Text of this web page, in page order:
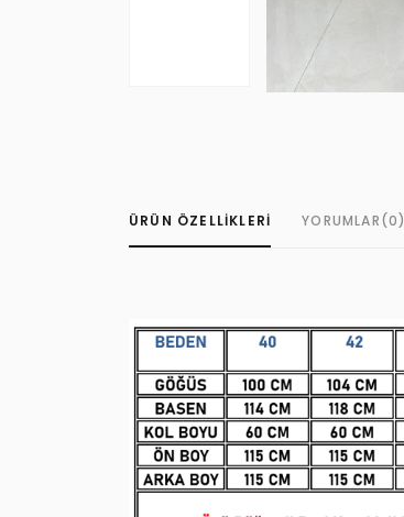
ÜRÜN ÖZELLIKLERI YORUMLAR(0)